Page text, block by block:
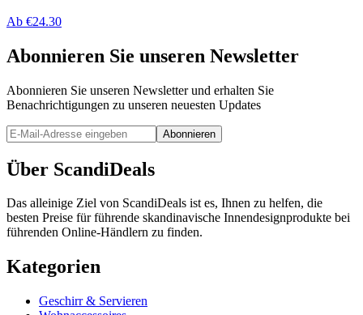
Ab €24.30
Abonnieren Sie unseren Newsletter
Abonnieren Sie unseren Newsletter und erhalten Sie
Benachrichtigungen zu unseren neuesten Updates
Abonnieren
Über ScandiDeals
Das alleinige Ziel von ScandiDeals ist es, Ihnen zu helfen, die
besten Preise für führende skandinavische Innendesignprodukte bei
führenden Online-Händlern zu finden.
Kategorien
Geschirr & Servieren